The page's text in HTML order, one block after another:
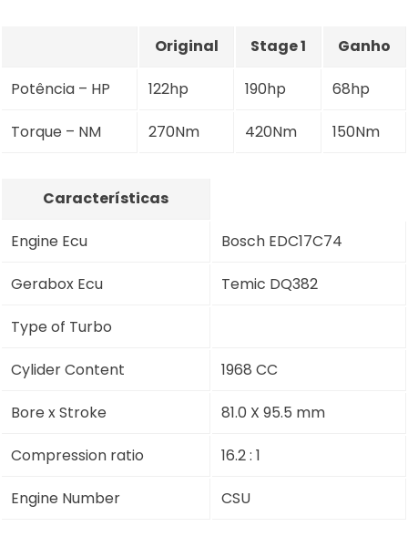
Original Stage 1 Ganho
Potência – HP 122hp 190hp 68hp
Torque – NM 270Nm 420Nm 150Nm
Características
Engine Ecu Bosch EDC17C74
Gerabox Ecu Temic DQ382
Type of Turbo
Cylider Content 1968 CC
Bore x Stroke 81.0 X 95.5 mm
Compression ratio 16.2 : 1
Engine Number CSU